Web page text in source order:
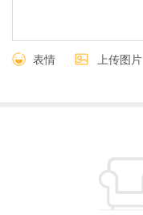
表情 上传图片